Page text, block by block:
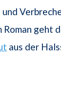
geht
aus der